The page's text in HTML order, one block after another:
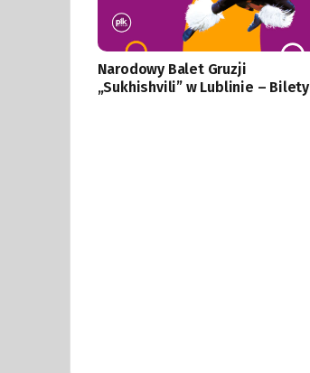
Narodowy Balet Gruzji
„Sukhishvili” w Lublinie – Bilety